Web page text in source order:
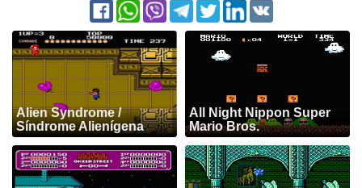
Alien Syndrome /
Síndrome Alienígena
All Night Nippon Super
Mario Bros.